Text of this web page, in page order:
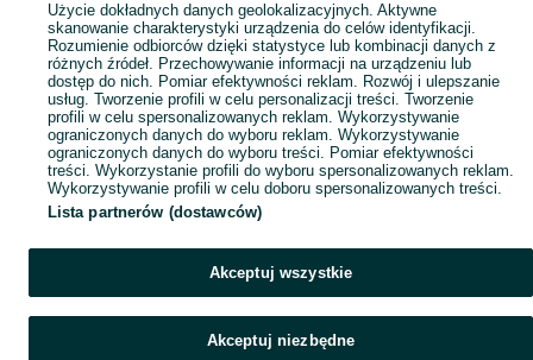
Użycie dokładnych danych geolokalizacyjnych. Aktywne
skanowanie charakterystyki urządzenia do celów identyfikacji.
Rozumienie odbiorców dzięki statystyce lub kombinacji danych z
różnych źródeł. Przechowywanie informacji na urządzeniu lub
dostęp do nich. Pomiar efektywności reklam. Rozwój i ulepszanie
usług. Tworzenie profili w celu personalizacji treści. Tworzenie
profili w celu spersonalizowanych reklam. Wykorzystywanie
ograniczonych danych do wyboru reklam. Wykorzystywanie
ograniczonych danych do wyboru treści. Pomiar efektywności
treści. Wykorzystanie profili do wyboru spersonalizowanych reklam.
Wykorzystywanie profili w celu doboru spersonalizowanych treści.
Lista partnerów (dostawców)
Akceptuj wszystkie
Akceptuj niezbędne